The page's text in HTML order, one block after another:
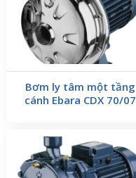
Bơm ly tâm một tầng
cánh Ebara CDX 70/07